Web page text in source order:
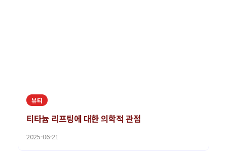
뷰티
티타늄 리프팅에 대한 의학적 관점
2025-06-21